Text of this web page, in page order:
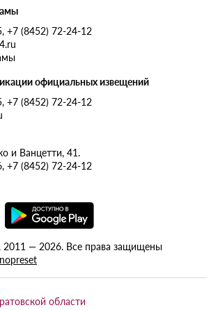
+7 (8452) 72-24-12
официальных извещений
+7 (8452) 72-24-12
и Ванцетти, 41.
+7 (8452) 72-24-12
2011 — 2026. Все права защищены
области